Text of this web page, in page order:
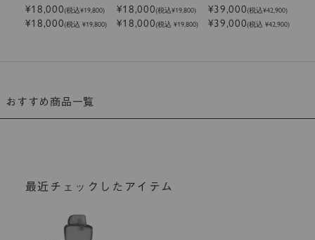
¥18,000(税込¥19,800)
¥18,000(税込 ¥19,800)
¥18,000(税込¥19,800)
¥18,000(税込 ¥19,800)
¥39,000(税込¥42,900)
¥39,000(税込 ¥42,900)
おすすめ商品一覧
最近チェックしたアイテム